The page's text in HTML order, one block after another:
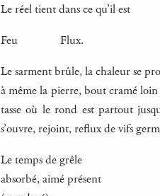
Le réel tient dans ce qu’il est
Feu Flux.
Le sarment brûle, la chaleur se
à même la pierre, bout cramé
tasse où le rond est partout
s’ouvre, rejoint, reflux de vifs
Le temps de grêle
absorbé, aimé présent